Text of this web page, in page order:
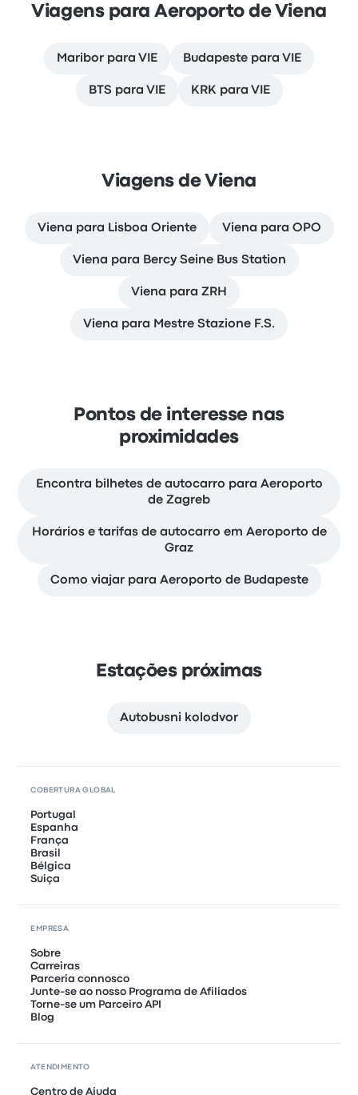
Viagens para Aeroporto de Viena
Maribor para VIE Budapeste para VIE
BTS para VIE KRK para VIE
Viagens de Viena
Viena para Lisboa Oriente Viena para OPO
Viena para Bercy Seine Bus Station
Viena para ZRH
Viena para Mestre Stazione F.S.
Pontos de interesse nas
proximidades
Encontra bilhetes de autocarro para Aeroporto
de Zagreb
Horários e tarifas de autocarro em Aeroporto de
Graz
Como viajar para Aeroporto de Budapeste
Estações próximas
Autobusni kolodvor
COBERTURA GLOBAL
Portugal
Espanha
França
Brasil
Bélgica
Suiça
EMPRESA
Sobre
Carreiras
Parceria connosco
Junte-se ao nosso Programa de Afiliados
Torne-se um Parceiro API
Blog
ATENDIMENTO
Centro de Ajuda